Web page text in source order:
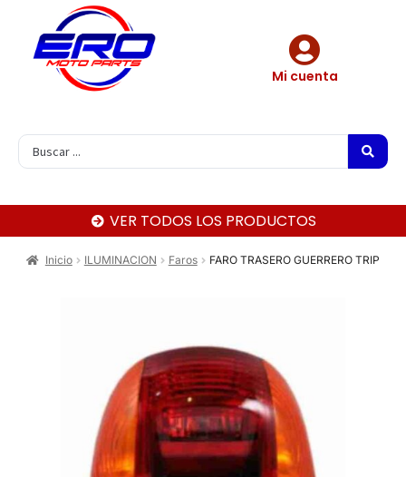
Mi cuenta
VER TODOS LOS PRODUCTOS
Inicio ILUMINACION Faros FARO TRASERO GUERRERO TRIP